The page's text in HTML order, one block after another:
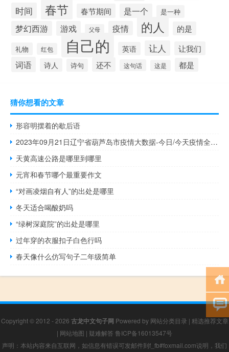
时间 春节 春节期间 是一个 是一种
梦幻西游 游戏 父母 疫情 的人 的是
礼物 红包 自己的 英语 让人 让我们
词语 诗人 诗句 还不 这句话 这是 都是
猜你想看的文章
形容明摆着的歇后语
2023年09月21日辽宁省葫芦岛市疫情大数据-今日/今天疫情全网搜索最新实时消息动态情况通知播报
天黄高速公路是哪里到哪里
元宵和春节哪个最重要作文
“对画凌烟自有人”的出处是哪里
冬天适合喝酸奶吗
“绿树深庭院”的出处是哪里
过年穿的衣服扣子白色行吗
春天像什么仿写句子二年级简单
Copyright © 2012 - 2026 古龙中文句子网 Powered by 网站分类目录 | 精选推荐文章
| 网站地图 | 疑难解答 鲁ICP备16013547号
声明：本站内容来自互联网，如信息有错误可发邮件到f_fb#foxmail.com说明，我们